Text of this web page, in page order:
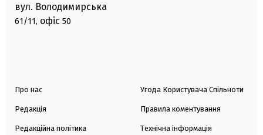
вул. Володимирська
61/11, офіс 50
Про нас
Редакція
Редакційна політика
Угода Користувача Спільноти
Правила коментування
Технічна інформація